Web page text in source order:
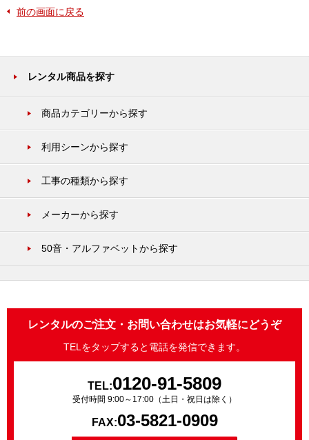
前の画面に戻る
レンタル商品を探す
商品カテゴリーから探す
利用シーンから探す
工事の種類から探す
メーカーから探す
50音・アルファベットから探す
レンタルのご注文・お問い合わせはお気軽にどうぞ
TELをタップすると電話を発信できます。
TEL:0120-91-5809
受付時間 9:00～17:00（土日・祝日は除く）
FAX:03-5821-0909